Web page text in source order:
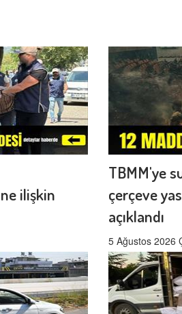
ilişkin
TBMM'ye
çerçeve
açıklandı
5 Ağustos 2026